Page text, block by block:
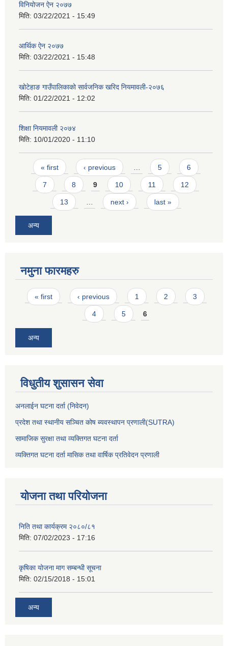
विनियोजन ऐन २०७७
मिति: 03/22/2021 - 15:49
आर्थिक ऐन २०७७
मिति: 03/22/2021 - 15:48
खोटेहाङ गाउँपालिकाको सार्वजनिक खरिद नियमावली-२०७६
मिति: 01/22/2021 - 12:02
शिक्षा नियमावली २०७४
मिति: 10/01/2020 - 11:10
Pages
« first ‹ previous 5 6
7 8 9 10 11 12
13 next › last »
अन्य
नमुना फारमहरु
Pages
« first ‹ previous 1 2 3
4 5 6
अन्य
विधुतीय शुसासन सेवा
अनलाईन घटना दर्ता (निवेदन)
प्रदेश तथा स्थानीय सञ्चित कोष ब्यवस्थापन प्रणाली(SUTRA)
सामाजिक सुरक्षा तथा व्यक्तिगत घटना दर्ता
व्यक्तिगत घटना दर्ता मासिक तथा वार्षिक प्रतिवेदन प्रणाली
योजना तथा परियोजना
निति तथा कार्यक्रम २०८०/८१
मिति: 07/02/2023 - 17:16
कृषिका योजना माग सम्बन्धी सूचना
मिति: 02/15/2018 - 15:01
अन्य